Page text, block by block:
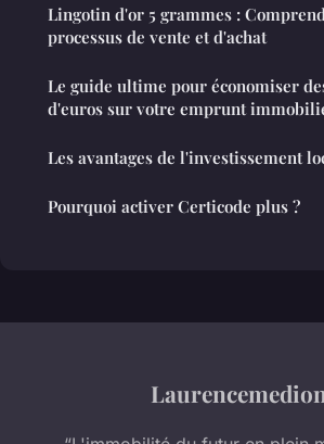
Lingotin d'or 5 grammes :
processus de vente et d'achat
Le guide ultime pour économiser
d'euros sur votre emprunt
Les avantages de l'investissement
Pourquoi activer Certicode plus ?